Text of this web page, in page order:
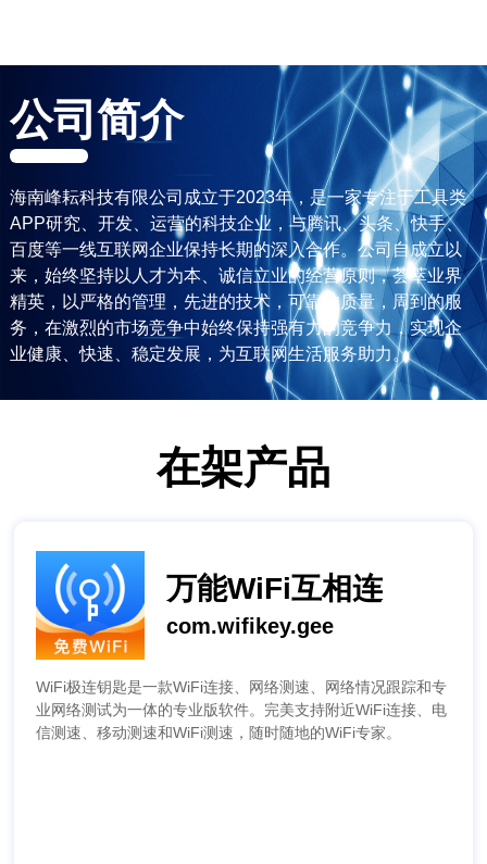
公司简介
海南峰耘科技有限公司成立于2023年，是一家专注于工具类
APP研究、开发、运营的科技企业，与腾讯、头条、快手、
百度等一线互联网企业保持长期的深入合作。公司自成立以
来，始终坚持以人才为本、诚信立业的经营原则，荟萃业界
精英，以严格的管理，先进的技术，可靠的质量，周到的服
务，在激烈的市场竞争中始终保持强有力的竞争力，实现企
业健康、快速、稳定发展，为互联网生活服务助力。
在架产品
万能WiFi互相连
com.wifikey.gee
WiFi极连钥匙是一款WiFi连接、网络测速、网络情况跟踪和专
业网络测试为一体的专业版软件。完美支持附近WiFi连接、电
信测速、移动测速和WiFi测速，随时随地的WiFi专家。